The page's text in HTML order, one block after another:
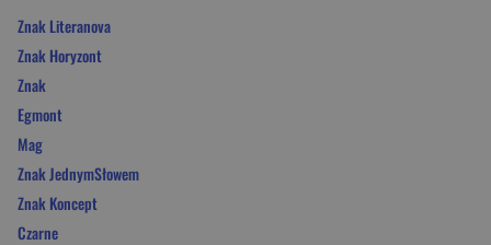
Znak Literanova
Znak Horyzont
Znak
Egmont
Mag
Znak JednymSłowem
Znak Koncept
Czarne